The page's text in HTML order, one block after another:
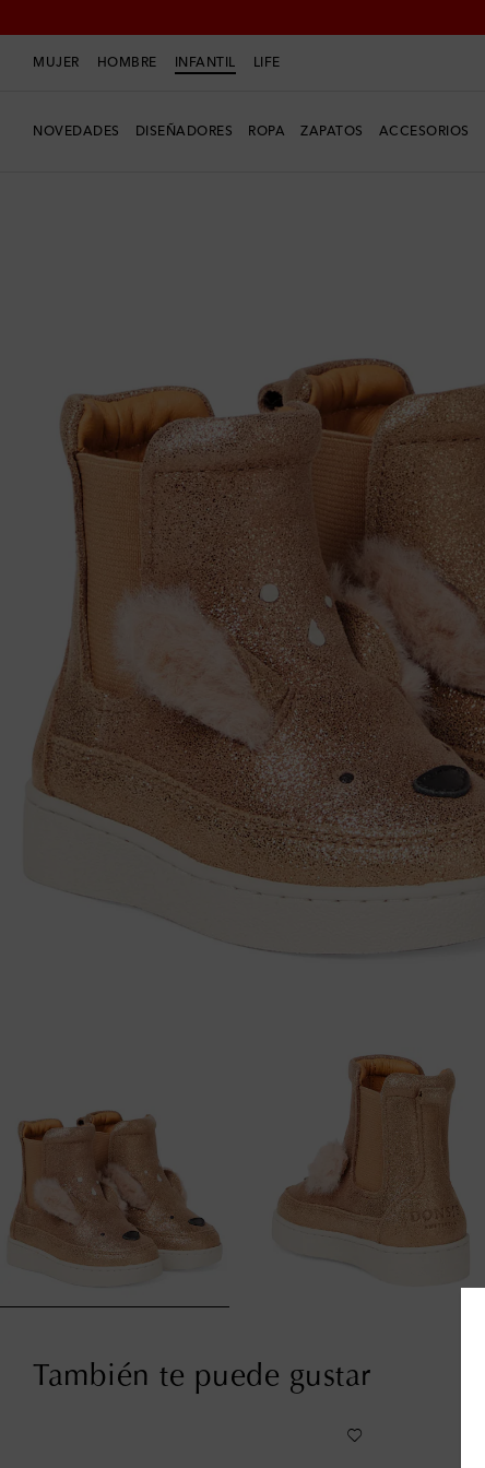
MUJER HOMBRE INFANTIL LIFE
NOVEDADES DISEÑADORES ROPA ZAPATOS ACCESORIOS
También te puede gustar